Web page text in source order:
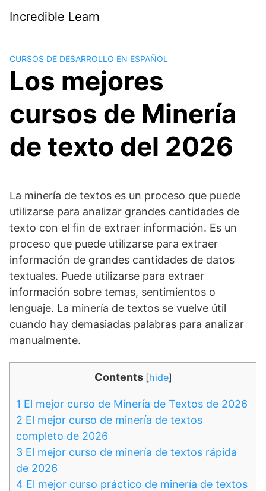
contenido
Incredible Learn
CURSOS DE DESARROLLO EN ESPAÑOL
Los mejores
cursos de Minería
de texto del 2026
La minería de textos es un proceso que puede
utilizarse para analizar grandes cantidades de
texto con el fin de extraer información. Es un
proceso que puede utilizarse para extraer
información de grandes cantidades de datos
textuales. Puede utilizarse para extraer
información sobre temas, sentimientos o
lenguaje. La minería de textos se vuelve útil
cuando hay demasiadas palabras para analizar
manualmente.
Contents [hide]
1 El mejor curso de Minería de Textos de 2026
2 El mejor curso de minería de textos
completo de 2026
3 El mejor curso de minería de textos rápida
de 2026
4 El mejor curso práctico de minería de textos